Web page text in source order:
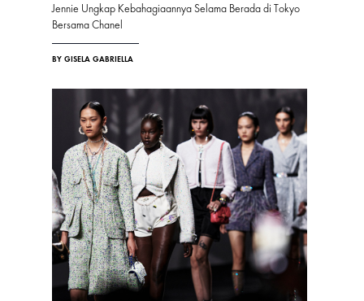
Jennie Ungkap Kebahagiaannya Selama Berada di Tokyo
Bersama Chanel
BY GISELA GABRIELLA